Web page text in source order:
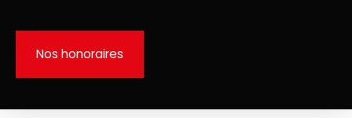
Nos honoraires